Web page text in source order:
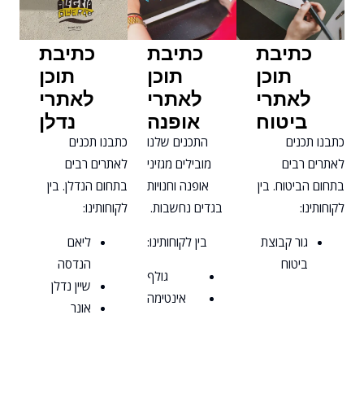
כתיבת
תוכן
לאתרי
ביטוח
כתבנו תכנים
לאתרים רבים
בתחום הביטוח. בין
לקוחותינו:
גור קבוצת
ביטוח
כתיבת
תוכן
לאתרי
אופנה
התכנים שלנו
מובילים מגזיני
אופנה וחנויות
בגדים נחשבות.
בין לקוחותינו:
גולף
אינטימה
כתיבת
תוכן
לאתרי
נדלן
כתבנו תכנים
לאתרים רבים
בתחום הנדלן. בין
לקוחותינו:
ליאם
הנדסה
שיין נדלן
אונר